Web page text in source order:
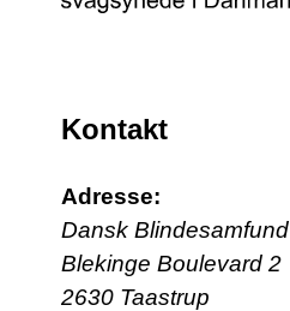
Kontakt
Adresse:
Dansk Blindesamfund
Blekinge Boulevard 2
2630 Taastrup